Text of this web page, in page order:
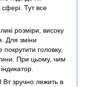
Тут все
розміри, високу
Для зміни
головку,
При цьому, чим
зручно лежить в